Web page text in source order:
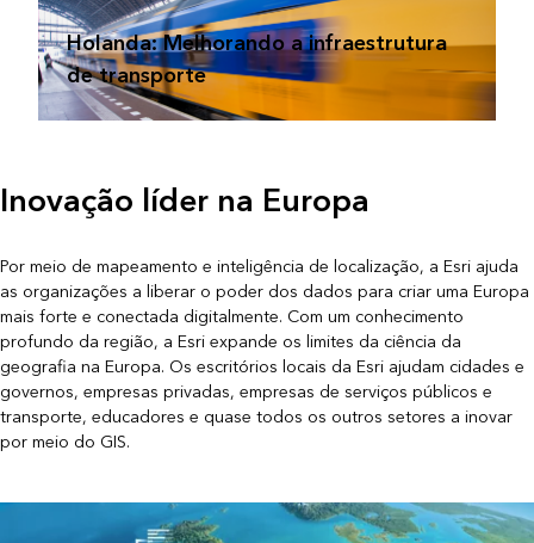
Holanda: Melhorando a infraestrutura
de transporte
Inovação líder na Europa
Por meio de mapeamento e inteligência de localização, a Esri ajuda
as organizações a liberar o poder dos dados para criar uma Europa
mais forte e conectada digitalmente. Com um conhecimento
profundo da região, a Esri expande os limites da ciência da
geografia na Europa. Os escritórios locais da Esri ajudam cidades e
governos, empresas privadas, empresas de serviços públicos e
transporte, educadores e quase todos os outros setores a inovar
por meio do GIS.